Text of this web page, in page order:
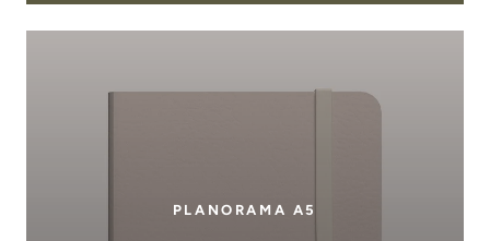
PLANORAMA A5